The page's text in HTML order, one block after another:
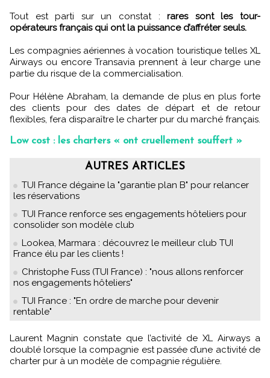
Tout est parti sur un constat :rares sont les tour-
opérateurs français qui ont la puissance d’affréter seuls.
Les compagnies aériennes à vocation touristique telles XL
Airways ou encore Transavia prennent à leur charge une
partie du risque de la commercialisation.
Pour Hélène Abraham, la demande de plus en plus forte
des clients pour des dates de départ et de retour
flexibles, fera disparaître le charter pur du marché français.
Low cost : les charters « ont cruellement souffert »
AUTRES ARTICLES
TUI France dégaine la "garantie plan B" pour relancer
les réservations
TUI France renforce ses engagements hôteliers pour
consolider son modèle club
Lookea, Marmara : découvrez le meilleur club TUI
France élu par les clients !
Christophe Fuss (TUI France) : "nous allons renforcer
nos engagements hôteliers"
TUI France : "En ordre de marche pour devenir
rentable"
Laurent Magnin constate que l’activité de XL Airways a
doublé lorsque la compagnie est passée d’une activité de
charter pur à un modèle de compagnie régulière.